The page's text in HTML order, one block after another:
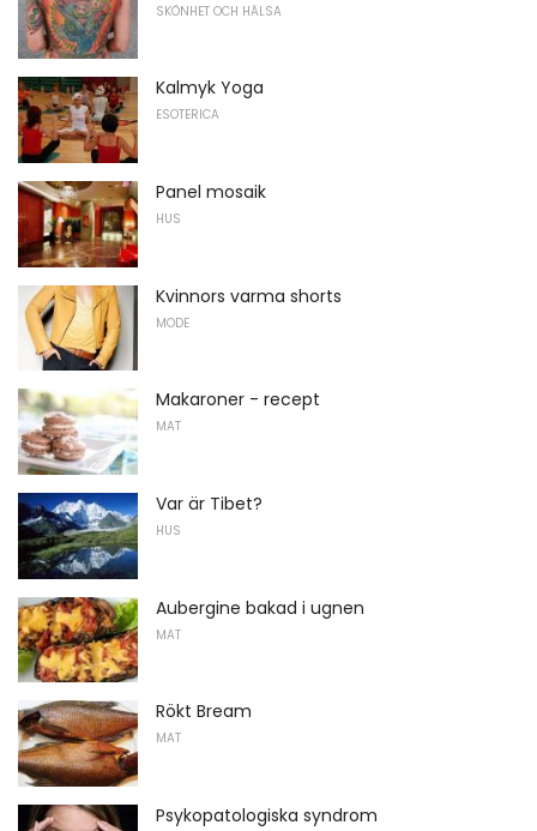
SKÖNHET OCH HÄLSA
Kalmyk Yoga
ESOTERICA
Panel mosaik
HUS
Kvinnors varma shorts
MODE
Makaroner - recept
MAT
Var är Tibet?
HUS
Aubergine bakad i ugnen
MAT
Rökt Bream
MAT
Psykopatologiska syndrom